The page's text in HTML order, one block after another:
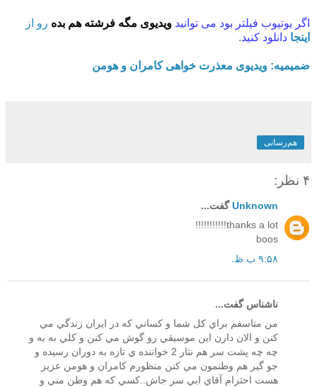
اگر یوتیوب فیلتر بود می توانید ویدیوی مگه فرشته هم بده رو از
اینجا دانلود کنید.
ضمیمیه: ویدیوی معذرت خواهی کامران و هومن
هم‌رسانی
۴ نظر:
Unknownگفت...
thanks a lot!!!!!!!!!!!
boos
۹:۵۸ ب.ظ.
ناشناس گفت...
من متاسفم براي كل شما و كساني كه در ايران زندگي مي
كنن و الان دارن اين موسيقي رو گوش مي كنن و كلي به به و
چه چه پشت سر هم نثار 2 خواننده ي تازه به دوران رسيده و
جو گير هم وطنمون مي كنن منظورم كامران و هومن عزيز
هست احترام آقاي ابي سر جاش..كسي كه هم وطن مني و